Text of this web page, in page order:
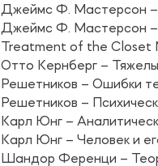
Джеймс Ф. Мастерсон –
Джеймс Ф. Мастерсон –
Treatment of the Closet
Отто Кернберг –
Решетников – Ошибки
Решетников –
Карл Юнг –
Карл Юнг – Человек и
Шандор Ференци –